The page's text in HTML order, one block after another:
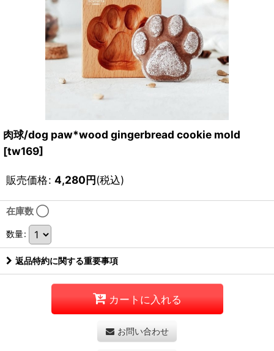
肉球/dog paw*wood gingerbread cookie mold
[tw169]
販売価格: 4,280円(税込)
在庫数 ◯
数量:
返品特約に関する重要事項
カートに入れる
お問い合わせ